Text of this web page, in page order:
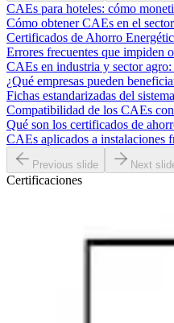
CAEs para hoteles: cómo
Cómo obtener CAEs en el
Certificados de Ahorro
Errores frecuentes que impiden
CAEs en industria y sector
¿Qué empresas pueden
Fichas estandarizadas del
Compatibilidad de los CAEs
Qué son los certificados de
CAEs aplicados a instalaciones
Previous slide Next
Certificaciones